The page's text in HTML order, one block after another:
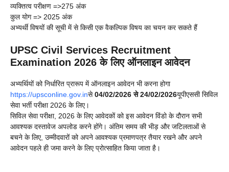
व्यक्तित्व परीक्षण =>275 अंक
कुल योग => 2025 अंक
अभ्यर्थी विषयों की सूची में से किसी एक वैकल्पिक विषय का चयन कर सकते हैं
UPSC Civil Services Recruitment
Examination 2026 के लिए ऑनलाइन आवेदन
अभ्यर्थियों को निर्धारित प्रारूप में ऑनलाइन आवेदन भी करना होगा
https://upsconline.gov.inसे04/02/2026 से 24/02/2026यूपीएससी सिविल
सेवा भर्ती परीक्षा 2026 के लिए।
सिविल सेवा परीक्षा, 2026 के लिए आवेदकों को इस आवेदन विंडो के दौरान सभी
आवश्यक दस्तावेज अपलोड करने होंगे। अंतिम समय की भीड़ और जटिलताओं से
बचने के लिए, उम्मीदवारों को अपने आवश्यक प्रमाणपत्र तैयार रखने और अपने
आवेदन पहले ही जमा करने के लिए प्रोत्साहित किया जाता है।